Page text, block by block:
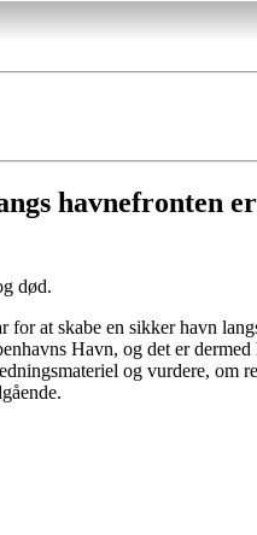
havnefronten
død.
at skabe en sikker havn
Havn, og det er dermed
og vurdere, om